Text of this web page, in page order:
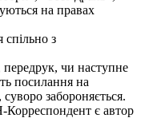
на правах
спільно з
передрук, чи наступне
посилання на
забороняється.
Корреспондент є автор